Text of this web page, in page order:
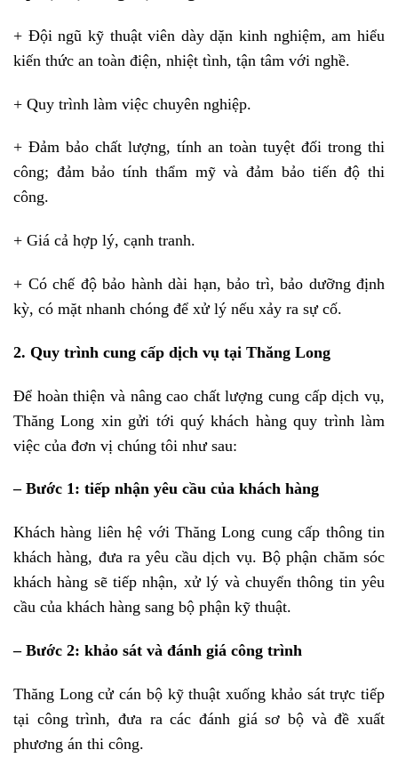
+ Đội ngũ kỹ thuật viên dày dặn kinh nghiệm, am hiểu
kiến thức an toàn điện, nhiệt tình, tận tâm với nghề.
+ Quy trình làm việc chuyên nghiệp.
+ Đảm bảo chất lượng, tính an toàn tuyệt đối trong thi
công; đảm bảo tính thẩm mỹ và đảm bảo tiến độ thi
công.
+ Giá cả hợp lý, cạnh tranh.
+ Có chế độ bảo hành dài hạn, bảo trì, bảo dưỡng định
kỳ, có mặt nhanh chóng để xử lý nếu xảy ra sự cố.
2. Quy trình cung cấp dịch vụ tại Thăng Long
Để hoàn thiện và nâng cao chất lượng cung cấp dịch vụ,
Thăng Long xin gửi tới quý khách hàng quy trình làm
việc của đơn vị chúng tôi như sau:
– Bước 1: tiếp nhận yêu cầu của khách hàng
Khách hàng liên hệ với Thăng Long cung cấp thông tin
khách hàng, đưa ra yêu cầu dịch vụ. Bộ phận chăm sóc
khách hàng sẽ tiếp nhận, xử lý và chuyển thông tin yêu
cầu của khách hàng sang bộ phận kỹ thuật.
– Bước 2: khảo sát và đánh giá công trình
Thăng Long cử cán bộ kỹ thuật xuống khảo sát trực tiếp
tại công trình, đưa ra các đánh giá sơ bộ và đề xuất
phương án thi công.